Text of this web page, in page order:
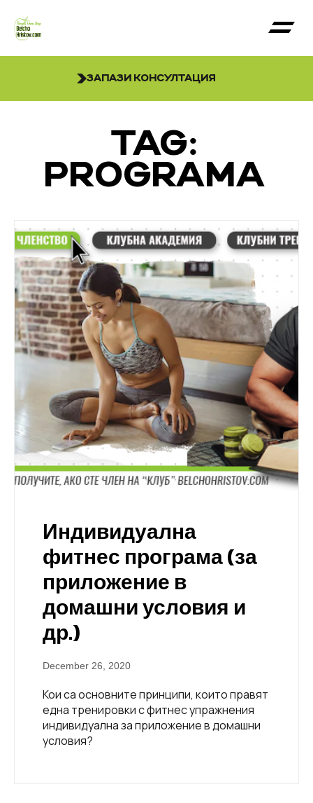
ЗАПАЗИ КОНСУЛТАЦИЯ
TAG:
PROGRAMA
Индивидуална
фитнес програма (за
приложение в
домашни условия и
др.)
December 26, 2020
Кои са основните принципи, които правят
една тренировки с фитнес упражнения
индивидуална за приложение в домашни
условия?